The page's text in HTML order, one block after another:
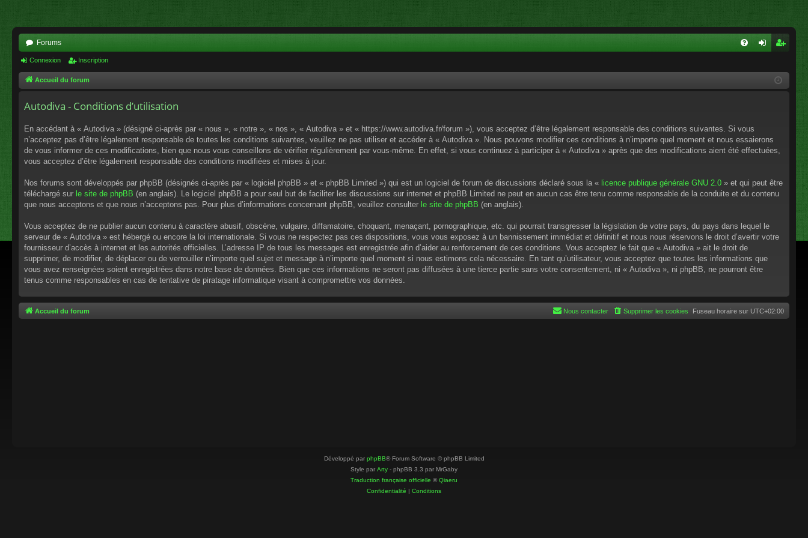
Forums
cri
Connexion Inscription
Accueil du forum
Autodiva - Conditions d’utilisation
En accédant à « Autodiva » (désigné ci-après par « nous », « notre », « nos », « Autodiva » et « https://www.autodiva.fr/forum »), vous acceptez d’être légalement responsable des conditions suivantes. Si vous
n’acceptez pas d’être légalement responsable de toutes les conditions suivantes, veuillez ne pas utiliser et accéder à « Autodiva ». Nous pouvons modifier ces conditions à n’importe quel moment et nous essaierons
de vous informer de ces modifications, bien que nous vous conseillons de vérifier régulièrement par vous-même. En effet, si vous continuez à participer à « Autodiva » après que des modifications aient été effectuées,
vous acceptez d’être légalement responsable des conditions modifiées et mises à jour.
Nos forums sont développés par phpBB (désignés ci-après par « logiciel phpBB » et « phpBB Limited ») qui est un logiciel de forum de discussions déclaré sous la « licence publique générale GNU 2.0 » et qui peut être
téléchargé sur le site de phpBB (en anglais). Le logiciel phpBB a pour seul but de faciliter les discussions sur internet et phpBB Limited ne peut en aucun cas être tenu comme responsable de la conduite et du contenu
que nous acceptons et que nous n’acceptons pas. Pour plus d’informations concernant phpBB, veuillez consulter le site de phpBB (en anglais).
Vous acceptez de ne publier aucun contenu à caractère abusif, obscène, vulgaire, diffamatoire, choquant, menaçant, pornographique, etc. qui pourrait transgresser la législation de votre pays, du pays dans lequel le
serveur de « Autodiva » est hébergé ou encore la loi internationale. Si vous ne respectez pas ces dispositions, vous vous exposez à un bannissement immédiat et définitif et nous nous réservons le droit d’avertir votre
fournisseur d’accès à internet et les autorités officielles. L’adresse IP de tous les messages est enregistrée afin d’aider au renforcement de ces conditions. Vous acceptez le fait que « Autodiva » ait le droit de
supprimer, de modifier, de déplacer ou de verrouiller n’importe quel sujet et message à n’importe quel moment si nous estimons cela nécessaire. En tant qu’utilisateur, vous acceptez que toutes les informations que
vous avez renseignées soient enregistrées dans notre base de données. Bien que ces informations ne seront pas diffusées à une tierce partie sans votre consentement, ni « Autodiva », ni phpBB, ne pourront être
tenus comme responsables en cas de tentative de piratage informatique visant à compromettre vos données.
Accueil du forum Fuseau horaire sur UTC+02:00
Supprimer les cookies
Nous contacter
Développé par phpBB® Forum Software © phpBB Limited
Style par Arty - phpBB 3.3 par MrGaby
Traduction française officielle ©Qiaeru
Confidentialité | Conditions